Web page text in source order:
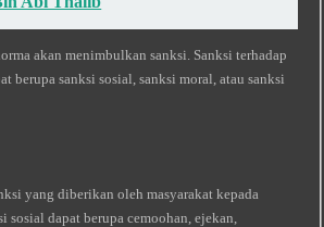
akan menimbulkan sanksi. Sanksi terhadap
berupa sanksi sosial, sanksi moral, atau sanksi
yang diberikan oleh masyarakat kepada
sosial dapat berupa cemoohan, ejekan,